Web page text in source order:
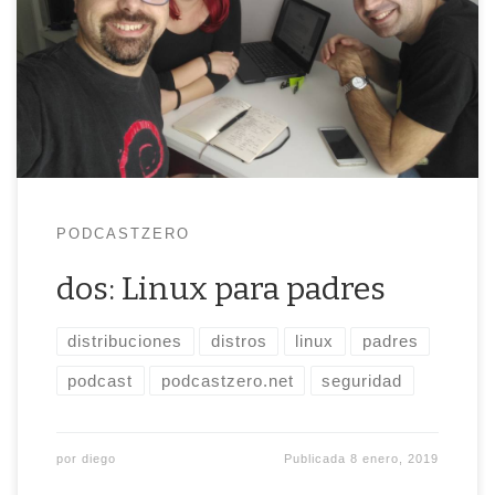
de retraso, gracias a la actualización de WordPress a
la versión 5.0 que ha dado muchos sustos y ha roto
algunos […]
PODCASTZERO
dos: Linux para padres
distribuciones distros linux padres
podcast podcastzero.net seguridad
por diego Publicada8 enero, 2019